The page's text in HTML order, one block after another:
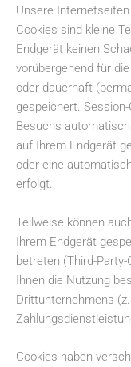
Unsere Internetseiten
Cookies sind kleine
Endgerät keinen
vorübergehend für
oder dauerhaft
gespeichert.
Besuchs
auf Ihrem Endgerät
oder eine
erfolgt.
Teilweise können
Ihrem Endgerät
betreten (Third-
Ihnen die Nutzung
Drittunternehmens
Cookies haben